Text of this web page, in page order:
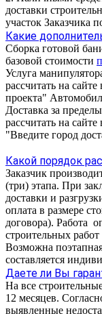
доставки
участок Заказчика
Какие
Сборка готовой
базовой стоимости
Услуга
рассчитать на
проекта"
Доставка за
рассчитать на
"Введите город
Какой порядок
Заказчик
(три) этапа. При
доставки и
оплата в размере
договора). Работа
строительных
Возможна
составляется
Даете ли Вы
На все
12 месяцев.
выявленные